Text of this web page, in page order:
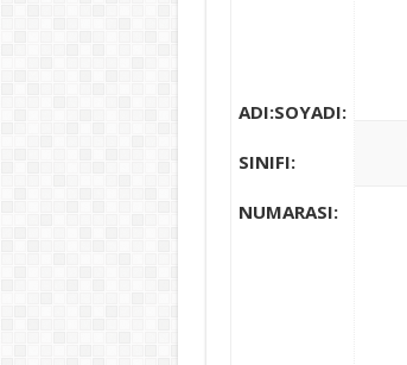
ADI:SOYADI:
SINIFI:
NUMARASI: